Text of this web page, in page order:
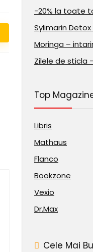
-20% la toate
Sylimarin
Moringa –
Zilele de sticla
Top
Libris
Mathaus
Flanco
Bookzone
Vexio
Dr.Max
Cele Mai